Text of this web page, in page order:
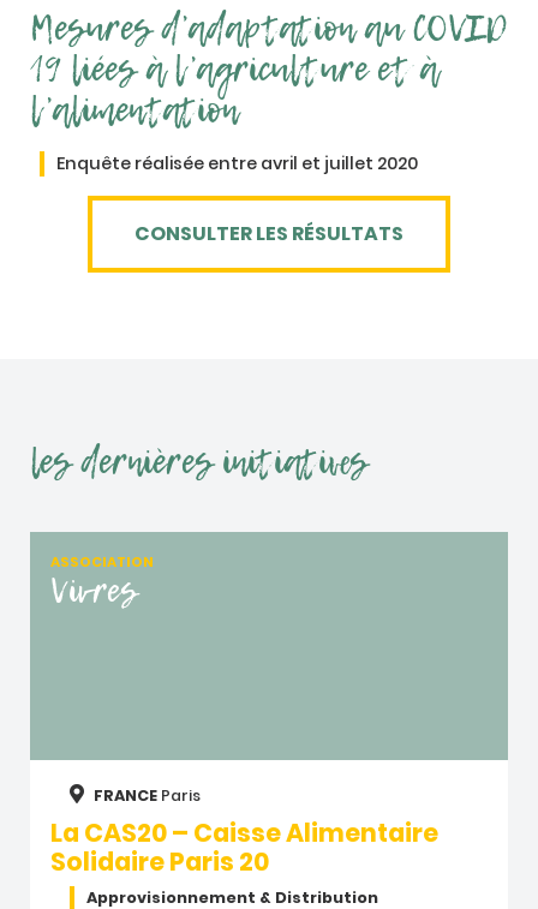
Mesures d’adaptation au COVID
19 liées à l’agriculture et à
l’alimentation
Enquête réalisée entre avril et juillet 2020
CONSULTER LES RÉSULTATS
les dernières initiatives
ASSOCIATION
Vivres
FRANCE Paris
La CAS20 – Caisse Alimentaire
Solidaire Paris 20
Approvisionnement & Distribution